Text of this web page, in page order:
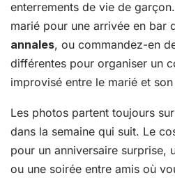
enterrements de vie de
marié pour une arrivée en bar
annales, ou commandez-en
différentes pour organiser un
improvisé entre le marié et
Les photos partent toujours
dans la semaine qui suit. Le
pour un anniversaire surprise,
ou une soirée entre amis où